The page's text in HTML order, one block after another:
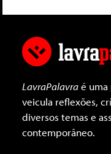
LavraPalavraé
veicula reflexões,
diversos temas e
contemporâneo.